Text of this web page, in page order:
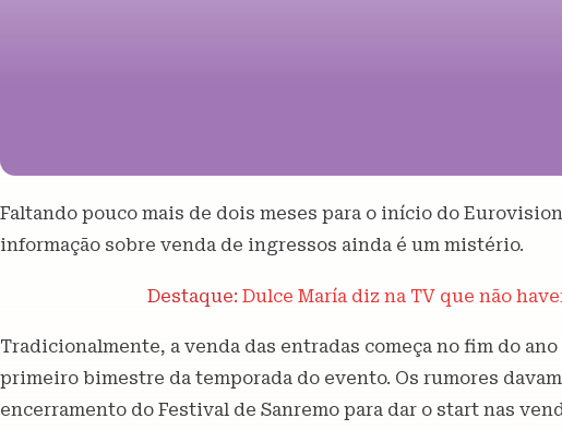
Faltando pouco mais de dois meses para o início do
informação sobre venda de ingressos ainda é um mistério.
Destaque: Dulce María diz na TV que não
Tradicionalmente, a venda das entradas começa no fim do
primeiro bimestre da temporada do evento. Os rumores
encerramento do Festival de Sanremo para dar o start nas